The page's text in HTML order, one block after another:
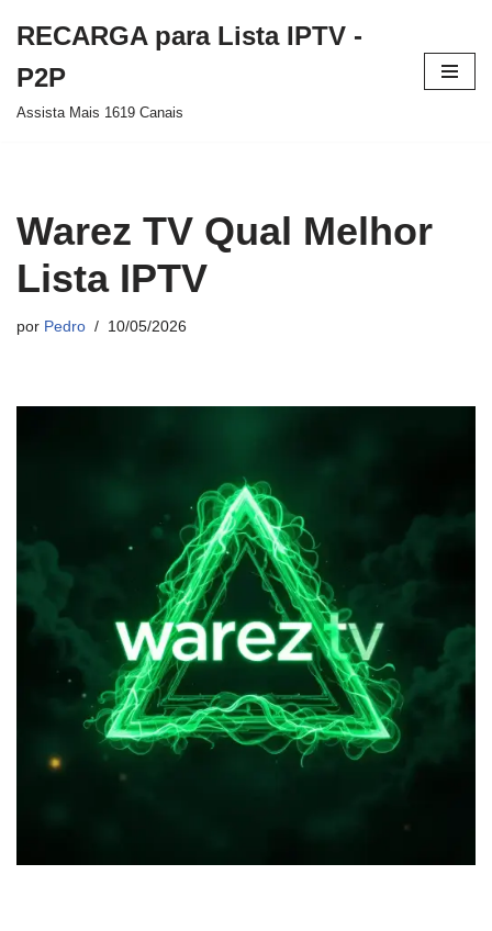
para
o
RECARGA para Lista IPTV -
P2P
Assista Mais 1619 Canais
Warez TV Qual Melhor
Lista IPTV
por Pedro 10/05/2026